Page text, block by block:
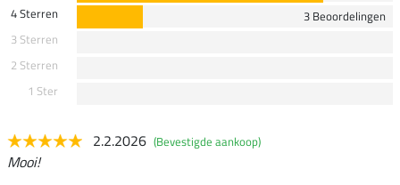
4 Sterren
3 Beoordelingen
3 Sterren
2 Sterren
1 Ster
2.2.2026 (Bevestigde aankoop)
Mooi!